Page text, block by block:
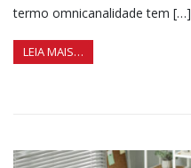
termo omnicanalidade tem […]
LEIA MAIS…